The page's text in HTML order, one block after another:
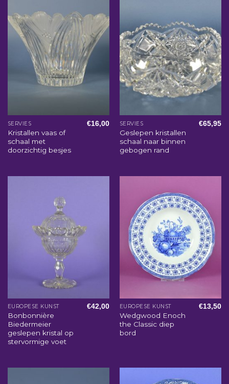
SERVIES
Kristallen vaas of
schaal met
doorzichtig besjes
€16,00 SERVIES
Geslepen kristallen
schaal naar binnen
gebogen rand
€65,95
EUROPESE KUNST
Bonbonnière
Biedermeier
geslepen kristal op
stervormige voet
€42,00 EUROPESE KUNST
Wedgwood Enoch
the Classic diep
bord
€13,50